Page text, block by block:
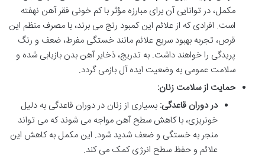
مکمل، در توانایی آن برای مبارزه مؤثر با کم خونی فقر آهن نهفته
است. افرادی که از علائم این کمبود رنج می برند، با مصرف منظم این
قرص، تجربه بهبود سریع علائم مانند خستگی مفرط، ضعف و رنگ
پریدگی را خواهند داشت. به تدریج، ذخایر آهن بدن بازیابی شده و
سلامت عمومی به وضعیت ایده آل بازمی گردد.
حمایت از سلامت زنان:
در دوران قاعدگی: بسیاری از زنان در دوران قاعدگی به دلیل
خونریزی، با کاهش سطح آهن مواجه می شوند که می تواند
منجر به خستگی و ضعف شدید شود. این مکمل به کاهش این
علائم و حفظ سطح انرژی کمک می کند.